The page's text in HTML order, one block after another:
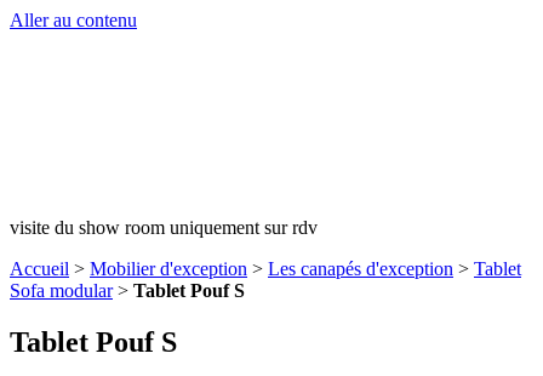
Aller au contenu
visite du show room uniquement sur rdv
Accueil > Mobilier d'exception > Les canapés d'exception > Tablet
Sofa modular> Tablet Pouf S
Tablet Pouf S